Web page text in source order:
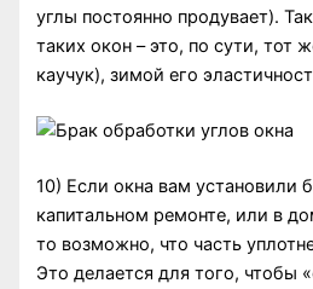
углы постоянно продувает).
таких окон – это, по сути, тот
каучук), зимой его
10) Если окна вам установили
капитальном ремонте, или в
то возможно, что часть
Это делается для того, чтобы